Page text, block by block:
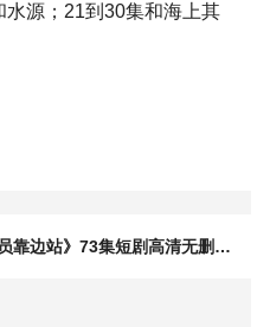
源；21到30集和海上其
下一篇：短剧《我来自神人村，全员靠边站》73集短剧高清无删减免费看